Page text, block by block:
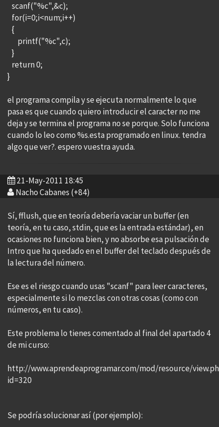
scanf("%c",&c);
for(i=0;i<num;i++)
{
printf("%c",c);
}
return 0;
}
el programa compila y se ejecuta normalmente lo que
pasa es que cuando quiero introducir el caracter no me
deja y se termina el programa no se porque. Solo funciona
cuando lo leo como %s.esta programado en linux. tendra
algo que ver?. espero vuestra ayuda.
21-May-2011 18:45
Nacho Cabanes (+84)
Sí, fflush, que en teoría debería vaciar un buffer (en
teoría, en tu caso, stdin, que es la entrada estándar), en
ocasiones no funciona bien, y no absorbe esa pulsación de
Intro que ha quedado en el buffer del teclado después de
la lectura del número.
Ese es el riesgo cuando usas "scanf" para leer caracteres,
especialmente si lo mezclas con otras cosas (como con
números, en tu caso).
Este problema lo tienes comentado al final del apartado 4
de mi curso:
http://www.aprendeaprogramar.com/mod/resource/
id=320
Se podría solucionar así (por ejemplo):